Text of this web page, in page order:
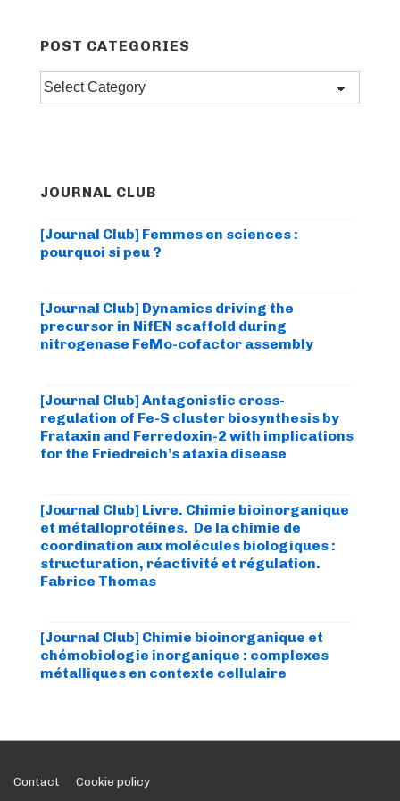
POST CATEGORIES
Post
categories
JOURNAL CLUB
[Journal Club] Femmes en sciences :
pourquoi si peu ?
[Journal Club] Dynamics driving the
precursor in NifEN scaffold during
nitrogenase FeMo-cofactor assembly
[Journal Club] Antagonistic cross-
regulation of Fe-S cluster biosynthesis by
Frataxin and Ferredoxin-2 with implications
for the Friedreich’s ataxia disease
[Journal Club] Livre. Chimie bioinorganique
et métalloprotéines. De la chimie de
coordination aux molécules biologiques :
structuration, réactivité et régulation.
Fabrice Thomas
[Journal Club] Chimie bioinorganique et
chémobiologie inorganique : complexes
métalliques en contexte cellulaire
Footer
Contact Cookie policy